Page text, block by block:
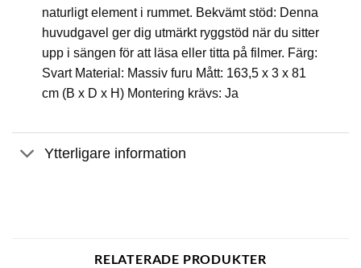
naturligt element i rummet. Bekvämt stöd: Denna
huvudgavel ger dig utmärkt ryggstöd när du sitter
upp i sängen för att läsa eller titta på filmer. Färg:
Svart Material: Massiv furu Mått: 163,5 x 3 x 81
cm (B x D x H) Montering krävs: Ja
Ytterligare information
RELATERADE PRODUKTER